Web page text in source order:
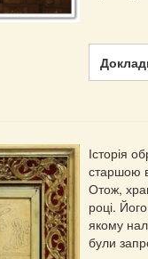
Історія
старшою
Отож,
році.
якому
були